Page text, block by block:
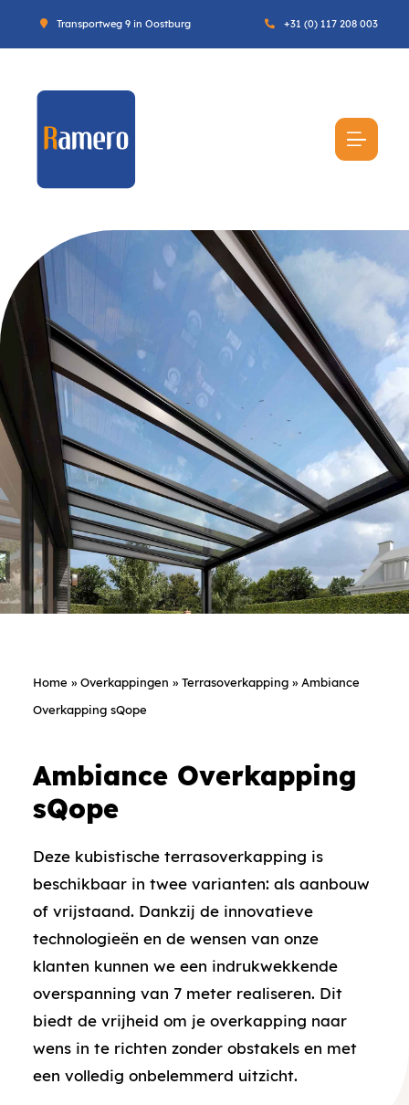
Transportweg 9 in Oostburg +31 (0) 117 208 003
Home » Overkappingen » Terrasoverkapping» Ambiance
Overkapping sQope
Ambiance Overkapping
sQope
Deze kubistische terrasoverkapping is
beschikbaar in twee varianten: als aanbouw
of vrijstaand. Dankzij de innovatieve
technologieën en de wensen van onze
klanten kunnen we een indrukwekkende
overspanning van 7 meter realiseren. Dit
biedt de vrijheid om je overkapping naar
wens in te richten zonder obstakels en met
een volledig onbelemmerd uitzicht.